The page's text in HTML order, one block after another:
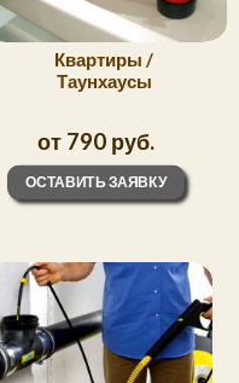
Квартиры /
Таунхаусы
от 790 руб.
ОСТАВИТЬ ЗАЯВКУ